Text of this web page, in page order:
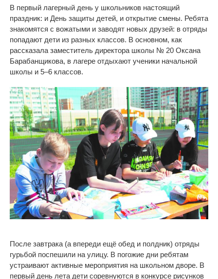
В первый лагерный день у школьников настоящий
праздник: и День защиты детей, и открытие смены. Ребята
знакомятся с вожатыми и заводят новых друзей: в отряды
попадают дети из разных классов. В основном, как
рассказала заместитель директора школы № 20 Оксана
Барабанщикова, в лагере отдыхают ученики начальной
школы и 5–6 классов.
После завтрака (а впереди ещё обед и полдник) отряды
гурьбой поспешили на улицу. В погожие дни ребятам
устраивают активные мероприятия на школьном дворе. В
первый день лета дети соревнуются в конкурсе рисунков